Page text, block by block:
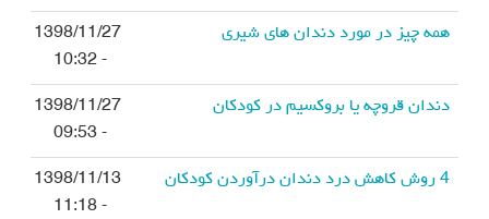
همه چیز در مورد دندان های شیری
1398/11/27
- 10:32
دندان قروچه یا بروکسیم در کودکان
1398/11/27
- 09:53
4 روش کاهش درد دندان درآوردن کودکان
1398/11/13
- 11:18